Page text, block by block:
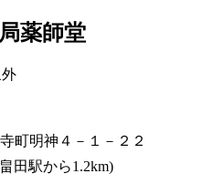
薬師堂
町明神４－１－２２
畠田駅から1.2km)